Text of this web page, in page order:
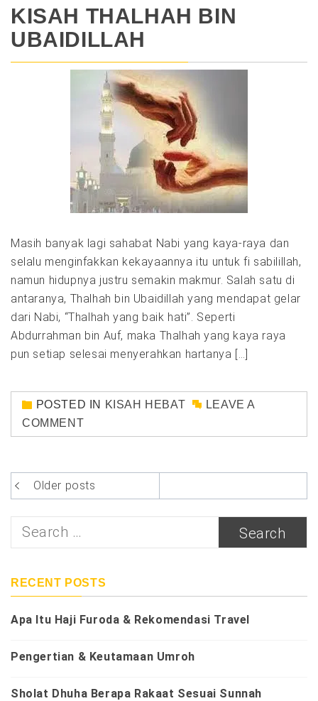
KISAH THALHAH BIN
UBAIDILLAH
Masih banyak lagi sahabat Nabi yang kaya-raya dan
selalu menginfakkan kekayaannya itu untuk fi sabilillah,
namun hidupnya justru semakin makmur. Salah satu di
antaranya, Thalhah bin Ubaidillah yang mendapat gelar
dari Nabi, “Thalhah yang baik hati”. Seperti
Abdurrahman bin Auf, maka Thalhah yang kaya raya
pun setiap selesai menyerahkan hartanya […]
POSTED IN KISAH HEBAT
LEAVE A
COMMENT
Posts
navigation
Older posts
Search
RECENT POSTS
Apa Itu Haji Furoda & Rekomendasi Travel
Pengertian & Keutamaan Umroh
Sholat Dhuha Berapa Rakaat Sesuai Sunnah